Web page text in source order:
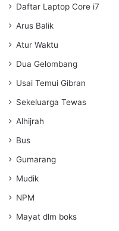
Daftar Laptop Core i7
Arus Balik
Atur Waktu
Dua Gelombang
Usai Temui Gibran
Sekeluarga Tewas
Alhijrah
Bus
Gumarang
Mudik
NPM
Mayat dlm boks